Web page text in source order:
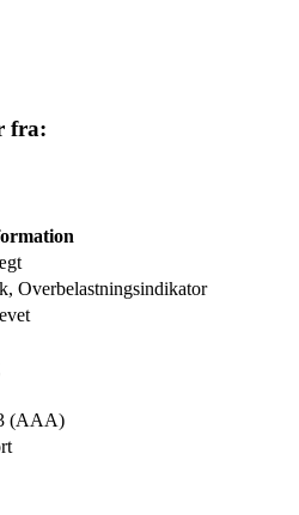
fra:
Overbelastningsindikator
(AAA)